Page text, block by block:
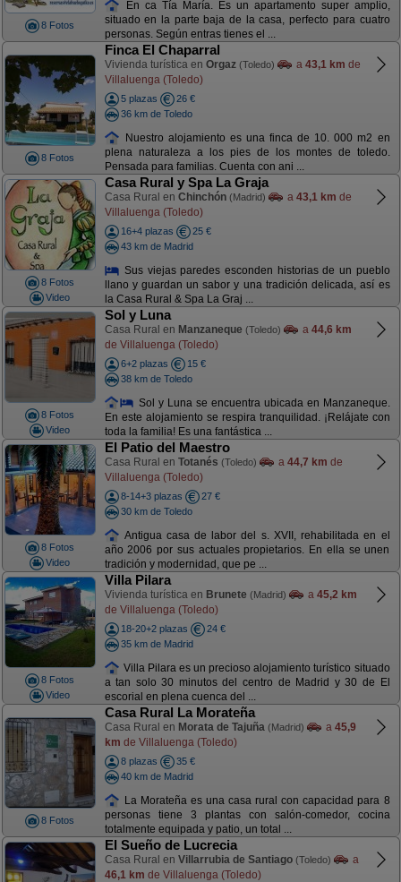
8 Fotos
En ca Tía María. Es un apartamento super amplio,
situado en la parte baja de la casa, perfecto para cuatro
personas. Según entras tienes el ...
8 Fotos
Finca El Chaparral
Vivienda turística en Orgaz (Toledo) a 43,1 km de
Villaluenga (Toledo)
5 plazas
26 €
36 km de Toledo
Nuestro alojamiento es una finca de 10. 000 m2 en
plena naturaleza a los pies de los montes de toledo.
Pensada para familias. Cuenta con ani ...
8 Fotos
Video
Casa Rural y Spa La Graja
Casa Rural en Chinchón (Madrid) a 43,1 km de
Villaluenga (Toledo)
16+4 plazas
25 €
43 km de Madrid
Sus viejas paredes esconden historias de un pueblo
llano y guardan un sabor y una tradición delicada, así es
la Casa Rural & Spa La Graj ...
8 Fotos
Video
Sol y Luna
Casa Rural en Manzaneque (Toledo) a 44,6 km
de Villaluenga (Toledo)
6+2 plazas
15 €
38 km de Toledo
Sol y Luna se encuentra ubicada en Manzaneque.
En este alojamiento se respira tranquilidad. ¡Relájate con
toda la familia! Es una fantástica ...
8 Fotos
Video
El Patio del Maestro
Casa Rural en Totanés (Toledo) a 44,7 km de
Villaluenga (Toledo)
8-14+3 plazas
27 €
30 km de Toledo
Antigua casa de labor del s. XVII, rehabilitada en el
año 2006 por sus actuales propietarios. En ella se unen
tradición y modernidad, que pe ...
8 Fotos
Video
Villa Pilara
Vivienda turística en Brunete (Madrid) a 45,2 km
de Villaluenga (Toledo)
18-20+2 plazas
24 €
35 km de Madrid
Villa Pilara es un precioso alojamiento turístico situado
a tan solo 30 minutos del centro de Madrid y 30 de El
escorial en plena cuenca del ...
8 Fotos
Casa Rural La Morateña
Casa Rural en Morata de Tajuña (Madrid) a 45,9
km de Villaluenga (Toledo)
8 plazas
35 €
40 km de Madrid
La Morateña es una casa rural con capacidad para 8
personas tiene 3 plantas con salón-comedor, cocina
totalmente equipada y patio, un total ...
El Sueño de Lucrecia
Casa Rural en Villarrubia de Santiago (Toledo)
a
46,1 km de Villaluenga (Toledo)